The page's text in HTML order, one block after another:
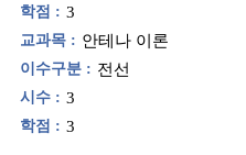
학점 : 3
교과목 : 안테나 이론
이수구분 : 전선
시수 : 3
학점 : 3